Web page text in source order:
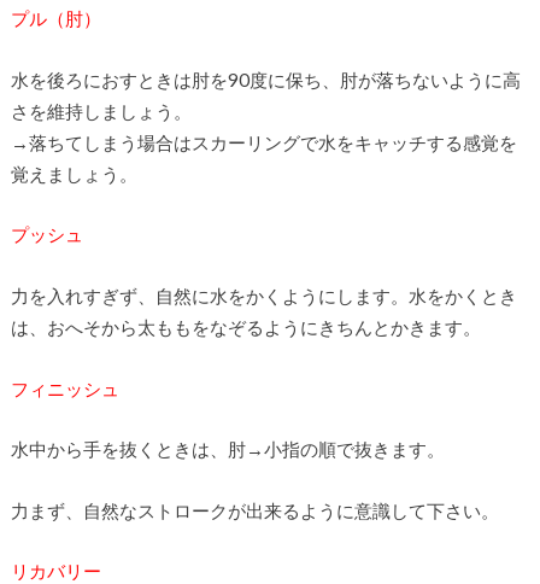
プル（肘）
水を後ろにおすときは肘を90度に保ち、肘が落ちないように高
さを維持しましょう。
→落ちてしまう場合はスカーリングで水をキャッチする感覚を
覚えましょう。
プッシュ
力を入れすぎず、自然に水をかくようにします。水をかくとき
は、おへそから太ももをなぞるようにきちんとかきます。
フィニッシュ
水中から手を抜くときは、肘→小指の順で抜きます。
力まず、自然なストロークが出来るように意識して下さい。
リカバリー